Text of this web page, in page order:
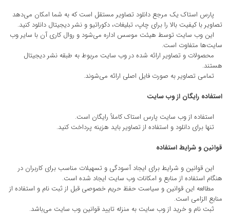
پارس استاک یک مرجع دانلود تصاویر مستقل است که به شما امکان می‌دهد
تصاویر با کیفیت بالا را برای چاپ، تبلیغات، دکوراتیو و نشر دیجیتال دانلود کنید.
این وب سایت توسط هیئت موسس اداره می‌شود و روال کاری آن با سایر وب
سایت‌ها متفاوت است.
محصولات و تصاویر ارائه شده در وب سایت مربوط به طبقه نشر دیجیتال
هستند.
تمامی تصاویر به صورت فایل اصلی ارائه می‌شوند.
استفاده رایگان از وب سایت
استفاده از وب سایت پارس استاک کاملاً رایگان است.
تنها برای دانلود و استفاده از تصاویر باید هزینه پرداخت کنید.
قوانین و شرایط استفاده
این قوانین و شرایط برای ایجاد آسودگی و تسهیلات مناسب برای کاربران در
هنگام استفاده از منابع و امکانات وب سایت ایجاد شده است.
مطالعه این قوانین و سیاست حفظ حریم خصوصی قبل از ثبت نام و استفاده از
منابع الزامی است.
ثبت نام و خرید از وب سایت به منزله تایید قوانین وب سایت می‌باشد.